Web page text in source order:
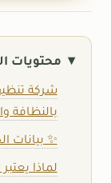
محتويات
شركة
بالنظافة
✨ بيانات
لماذا